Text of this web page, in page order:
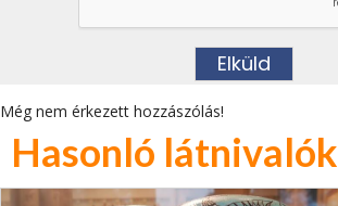
Még nem érkezett hozzászólás!
Hasonló látnivalók